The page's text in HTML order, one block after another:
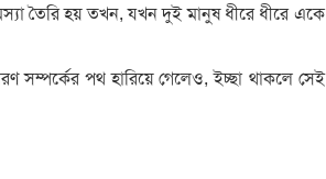
তৈরি হয় তখন, যখন দুই মানুষ ধীরে ধীরে একে
পথ হারিয়ে গেলেও, ইচ্ছা থাকলে সেই